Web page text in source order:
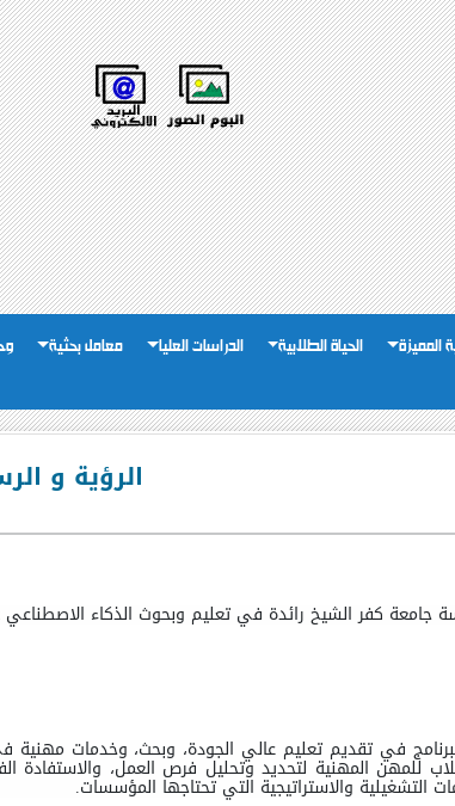
المميزة الحياة الطلابية الدراسات العليا معامل بحثية
الرؤية و
كفر الشيخ رائدة في تعليم وبحوث الذكاء الاصطناعي
في تقديم تعليم عالي الجودة، وبحث، وخدمات مهنية
للمهن المهنية لتحديد وتحليل فرص العمل، والاستفادة
التشغيلية والاستراتيجية التي تحتاجها المؤسسات.